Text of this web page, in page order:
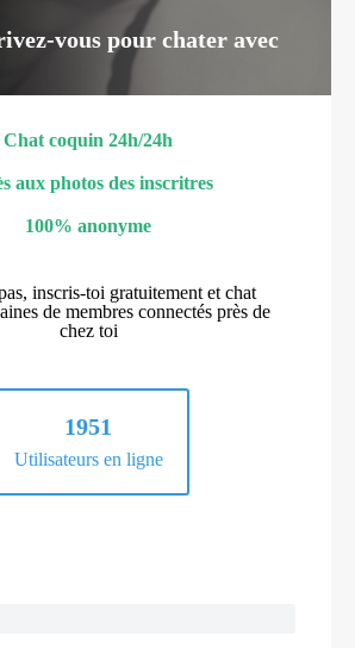
vous pour chater avec
Chat coquin 24h/24h
aux photos des inscritres
100% anonyme
inscris-toi gratuitement et chat
de membres connectés près de
chez toi
1951
Utilisateurs en ligne